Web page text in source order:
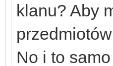
klanu? Aby
No i to